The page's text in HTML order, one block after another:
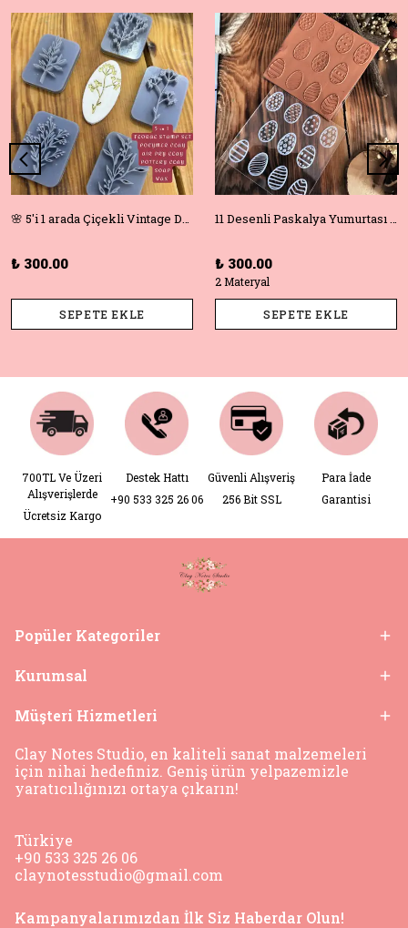
🌸 5'i 1 arada Çiçekli Vintage Deboss Damga Seti – Polimer Kil, Sabun, Seramik ve Pişirme için Mükemmel! 🌸
₺ 300.00
SEPETE EKLE
11 Desenli Paskalya Yumurtası Doku Matı +Hediye Kalıp | Polimer Kil & Hava ile Kuruyan Kil için Damga
₺ 300.00
2 Materyal
SEPETE EKLE
700TL Ve Üzeri
Alışverişlerde
Ücretsiz Kargo
Destek Hattı
+90 533 325 26 06
Güvenli Alışveriş
256 Bit SSL
Para İade
Garantisi
Popüler Kategoriler
Kurumsal
Müşteri Hizmetleri
Clay Notes Studio, en kaliteli sanat malzemeleri
için nihai hedefiniz. Geniş ürün yelpazemizle
yaratıcılığınızı ortaya çıkarın!
Türkiye
+90 533 325 26 06
claynotesstudio@gmail.com
Kampanyalarımızdan İlk Siz Haberdar Olun!